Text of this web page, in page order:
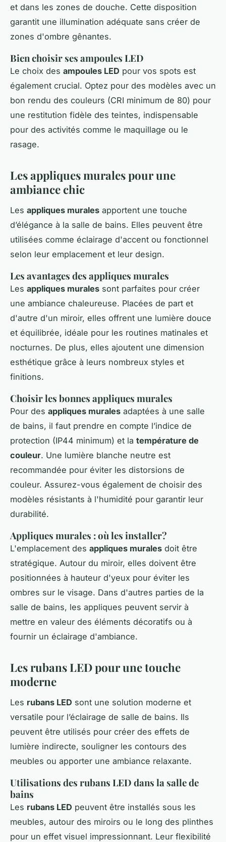
et dans les zones de douche. Cette disposition
garantit une illumination adéquate sans créer de
zones d'ombre gênantes.
Bien choisir ses ampoules LED
Le choix des ampoules LED pour vos spots est
également crucial. Optez pour des modèles avec un
bon rendu des couleurs (CRI minimum de 80) pour
une restitution fidèle des teintes, indispensable
pour des activités comme le maquillage ou le
rasage.
Les appliques murales pour une
ambiance chic
Les appliques murales apportent une touche
d’élégance à la salle de bains. Elles peuvent être
utilisées comme éclairage d'accent ou fonctionnel
selon leur emplacement et leur design.
Les avantages des appliques murales
Les appliques murales sont parfaites pour créer
une ambiance chaleureuse. Placées de part et
d'autre d'un miroir, elles offrent une lumière douce
et équilibrée, idéale pour les routines matinales et
nocturnes. De plus, elles ajoutent une dimension
esthétique grâce à leurs nombreux styles et
finitions.
Choisir les bonnes appliques murales
Pour des appliques murales adaptées à une salle
de bains, il faut prendre en compte l’indice de
protection (IP44 minimum) et la température de
couleur. Une lumière blanche neutre est
recommandée pour éviter les distorsions de
couleur. Assurez-vous également de choisir des
modèles résistants à l'humidité pour garantir leur
durabilité.
Appliques murales : où les installer?
L'emplacement des appliques murales doit être
stratégique. Autour du miroir, elles doivent être
positionnées à hauteur d'yeux pour éviter les
ombres sur le visage. Dans d'autres parties de la
salle de bains, les appliques peuvent servir à
mettre en valeur des éléments décoratifs ou à
fournir un éclairage d'ambiance.
Les rubans LED pour une touche
moderne
Les rubans LED sont une solution moderne et
versatile pour l’éclairage de salle de bains. Ils
peuvent être utilisés pour créer des effets de
lumière indirecte, souligner les contours des
meubles ou apporter une ambiance relaxante.
Utilisations des rubans LED dans la salle de
bains
Les rubans LED peuvent être installés sous les
meubles, autour des miroirs ou le long des plinthes
pour un effet visuel impressionnant. Leur flexibilité